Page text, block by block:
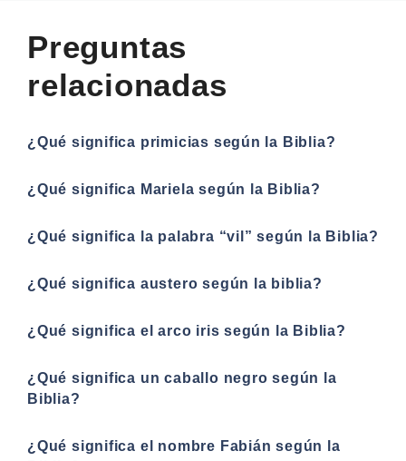
Preguntas
relacionadas
¿Qué significa primicias según la Biblia?
¿Qué significa Mariela según la Biblia?
¿Qué significa la palabra “vil” según la Biblia?
¿Qué significa austero según la biblia?
¿Qué significa el arco iris según la Biblia?
¿Qué significa un caballo negro según la
Biblia?
¿Qué significa el nombre Fabián según la